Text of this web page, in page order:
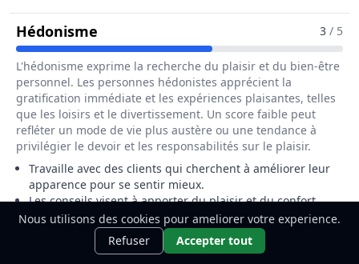
Hédonisme Pour Le Métier De Conseiller / 3 / 5
L'hédonisme exprime la recherche du plaisir et du bien-être
personnel. Les personnes hédonistes apprécient la
gratification immédiate et les expériences plaisantes, telles
que les loisirs et le divertissement. Un score faible peut
refléter un mode de vie plus austère ou une tendance à
privilégier le devoir et les responsabilités sur le plaisir.
Travaille avec des clients qui cherchent à améliorer leur
apparence pour se sentir mieux.
Les conseils visent à apporter du plaisir et du confort
dans leur image personnelle.
Aspect esthétique lié à l'expérience personnelle et au
plaisir de l'esthétisme.
Ce métier t'intéresse ?Découvre
comment le devenir.
Nous utilisons des cookies pour ameliorer votre experience.
Refuser
Accepter tout